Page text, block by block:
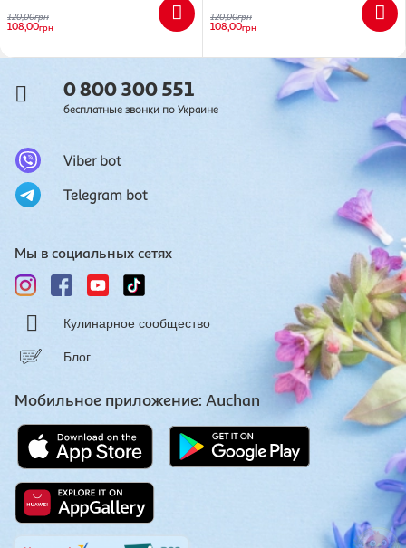
120,00грн
108,00грн
120,00грн
108,00грн
0 800 300 551
бесплатные звонки по Украине
Viber bot
Telegram bot
Мы в социальных сетях
Кулинарное сообщество
Блог
Мобильное приложение: Auchan